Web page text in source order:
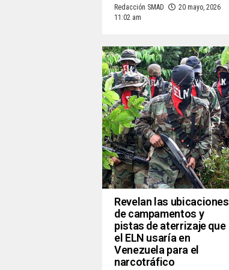
Redacción SMAD
20 mayo, 2026
11:02 am
Revelan las ubicaciones
de campamentos y
pistas de aterrizaje que
el ELN usaría en
Venezuela para el
narcotráfico